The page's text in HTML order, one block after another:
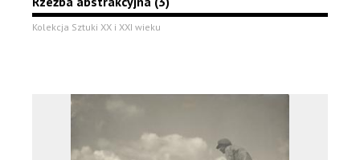
Kolekcja Sztuki XX i XXI wieku